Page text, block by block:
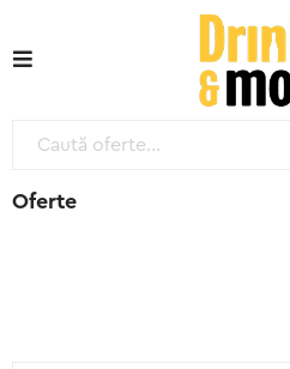
Oferte